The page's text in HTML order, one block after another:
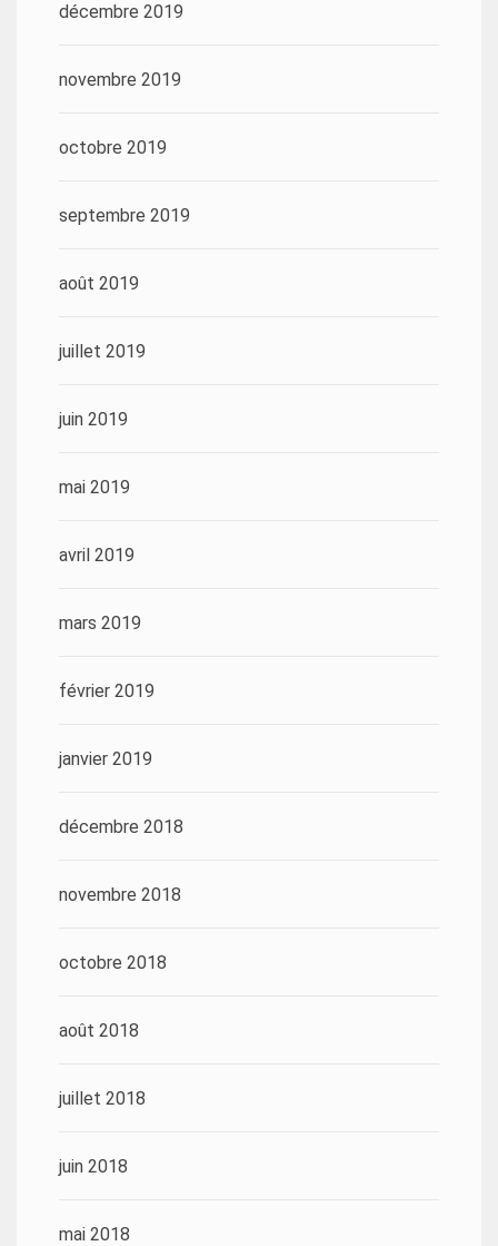
décembre 2019
novembre 2019
octobre 2019
septembre 2019
août 2019
juillet 2019
juin 2019
mai 2019
avril 2019
mars 2019
février 2019
janvier 2019
décembre 2018
novembre 2018
octobre 2018
août 2018
juillet 2018
juin 2018
mai 2018